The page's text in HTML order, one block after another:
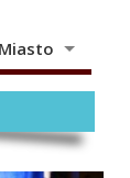
Miasto